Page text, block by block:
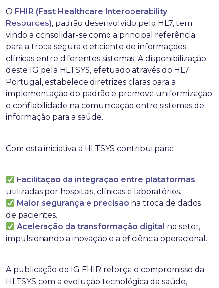
O FHIR (Fast Healthcare Interoperability
Resources), padrão desenvolvido pelo HL7, tem
vindo a consolidar-se como a principal referência
para a troca segura e eficiente de informações
clínicas entre diferentes sistemas. A disponibilização
deste IG pela HLTSYS, efetuado através do HL7
Portugal, estabelece diretrizes claras para a
implementação do padrão e promove uniformização
e confiabilidade na comunicação entre sistemas de
informação para a saúde.
Com esta iniciativa a HLTSYS contribui para:
Facilitação da integração entre plataformas
utilizadas por hospitais, clínicas e laboratórios.
Maior segurança e precisão na troca de dados
de pacientes.
Aceleração da transformação digital no setor,
impulsionando a inovação e a eficiência operacional.
A publicação do IG FHIR reforça o compromisso da
HLTSYS com a evolução tecnológica da saúde,